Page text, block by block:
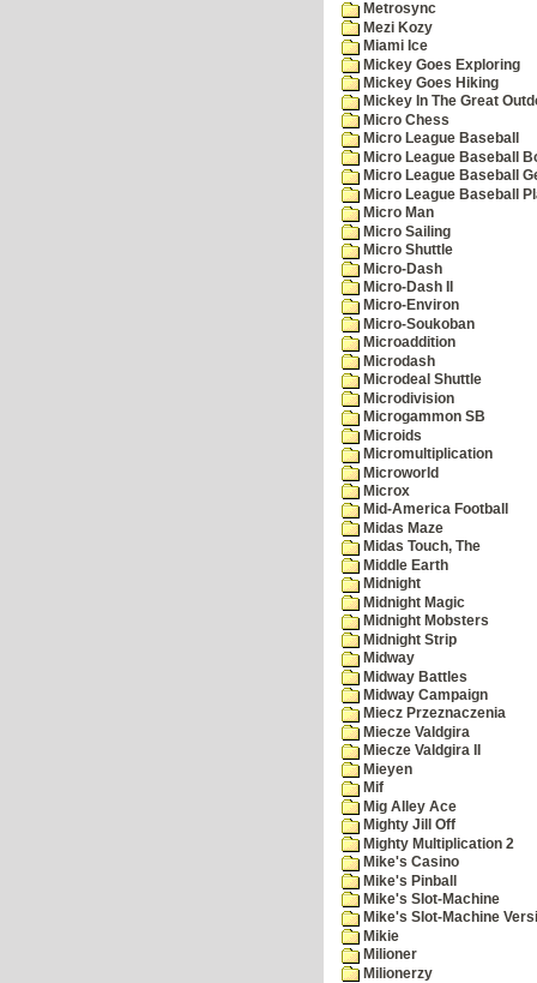
Metrosync
Mezi Kozy
Miami Ice
Mickey Goes Exploring
Mickey Goes Hiking
Mickey In The Great
Micro Chess
Micro League Baseball
Micro League Baseball
Micro League Baseball
Micro League Baseball
Micro Man
Micro Sailing
Micro Shuttle
Micro-Dash
Micro-Dash II
Micro-Environ
Micro-Soukoban
Microaddition
Microdash
Microdeal Shuttle
Microdivision
Microgammon SB
Microids
Micromultiplication
Microworld
Microx
Mid-America Football
Midas Maze
Midas Touch, The
Middle Earth
Midnight
Midnight Magic
Midnight Mobsters
Midnight Strip
Midway
Midway Battles
Midway Campaign
Miecz Przeznaczenia
Miecze Valdgira
Miecze Valdgira II
Mieyen
Mif
Mig Alley Ace
Mighty Jill Off
Mighty Multiplication 2
Mike's Casino
Mike's Pinball
Mike's Slot-Machine
Mike's Slot-Machine
Mikie
Milioner
Milionerzy